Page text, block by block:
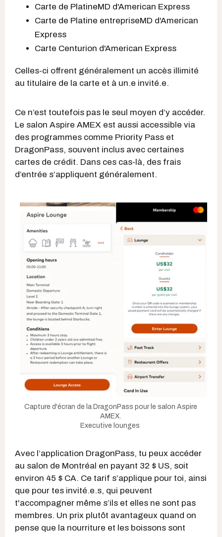
Carte de PlatineMD d'American Express
Carte de Platine entrepriseMD d'American
Express
Carte Centurion d'American Express
Celles-ci offrent généralement un accès illimité
au titulaire de la carte et à un.e invité.e.
Ce n’est toutefois pas le seul moyen d’y accéder.
Le salon Aspire AMEX est aussi accessible via
des programmes comme Priority Pass et
DragonPass, souvent inclus avec certaines
cartes de crédit. Dans ces cas-là, des frais
d’entrée s’appliquent généralement.
Capture d'écran de la DragonPass pour le salon Aspire
AMEX.
Executive lounges
Avec l’application DragonPass, tu peux accéder
au salon de Montréal en payant 32 $ US, soit
environ 45 $ CA. Ce tarif s’applique pour toi, ainsi
que pour tes invité.e.s, qui peuvent
t'accompagner même s’ils et elles ne sont pas
membres. Un prix plutôt avantageux quand on
pense que la nourriture et les boissons sont